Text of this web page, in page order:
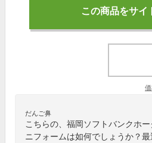
この商品をサイ
だんご鼻
こちらの、福岡ソフトバンクホ
ニフォームは如何でしょうか？